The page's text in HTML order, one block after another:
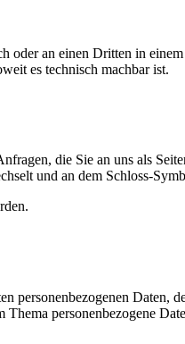
an einen Dritten in
es technisch machbar ist.
die Sie an uns als
und an dem Schloss-
personenbezogenen Daten,
personenbezogene